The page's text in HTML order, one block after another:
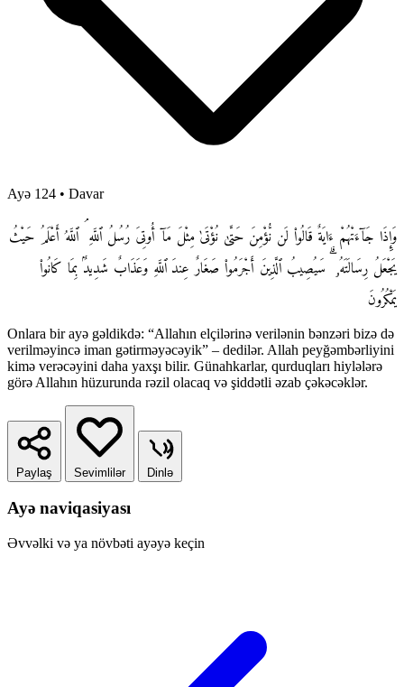
Ayə 124 • Davar
وَإِذَا جَآءَتْهُمْ ءَايَةٌ قَالُوا۟ لَن نُّؤْمِنَ حَتَّىٰ نُؤْتَىٰ مِثْلَ مَآ أُوتِىَ رُسُلُ ٱللَّهِ ۘ ٱللَّهُ أَعْلَمُ حَيْثُ
يَجْعَلُ رِسَالَتَهُۥ ۗ سَيُصِيبُ ٱلَّذِينَ أَجْرَمُوا۟ صَغَارٌ عِندَ ٱللَّهِ وَعَذَابٌ شَدِيدٌۢ بِمَا كَانُوا۟
يَمْكُرُونَ
Onlara bir ayə gəldikdə: “Allahın elçilərinə verilənin bənzəri bizə də
verilməyincə iman gətirməyəcəyik” – dedilər. Allah peyğəmbərliyini
kimə verəcəyini daha yaxşı bilir. Günahkarlar, qurduqları hiylələrə
görə Allahın hüzurunda rəzil olacaq və şiddətli əzab çəkəcəklər.
Paylaş Sevimlilər Dinlə
Ayə naviqasiyası
Əvvəlki və ya növbəti ayəyə keçin